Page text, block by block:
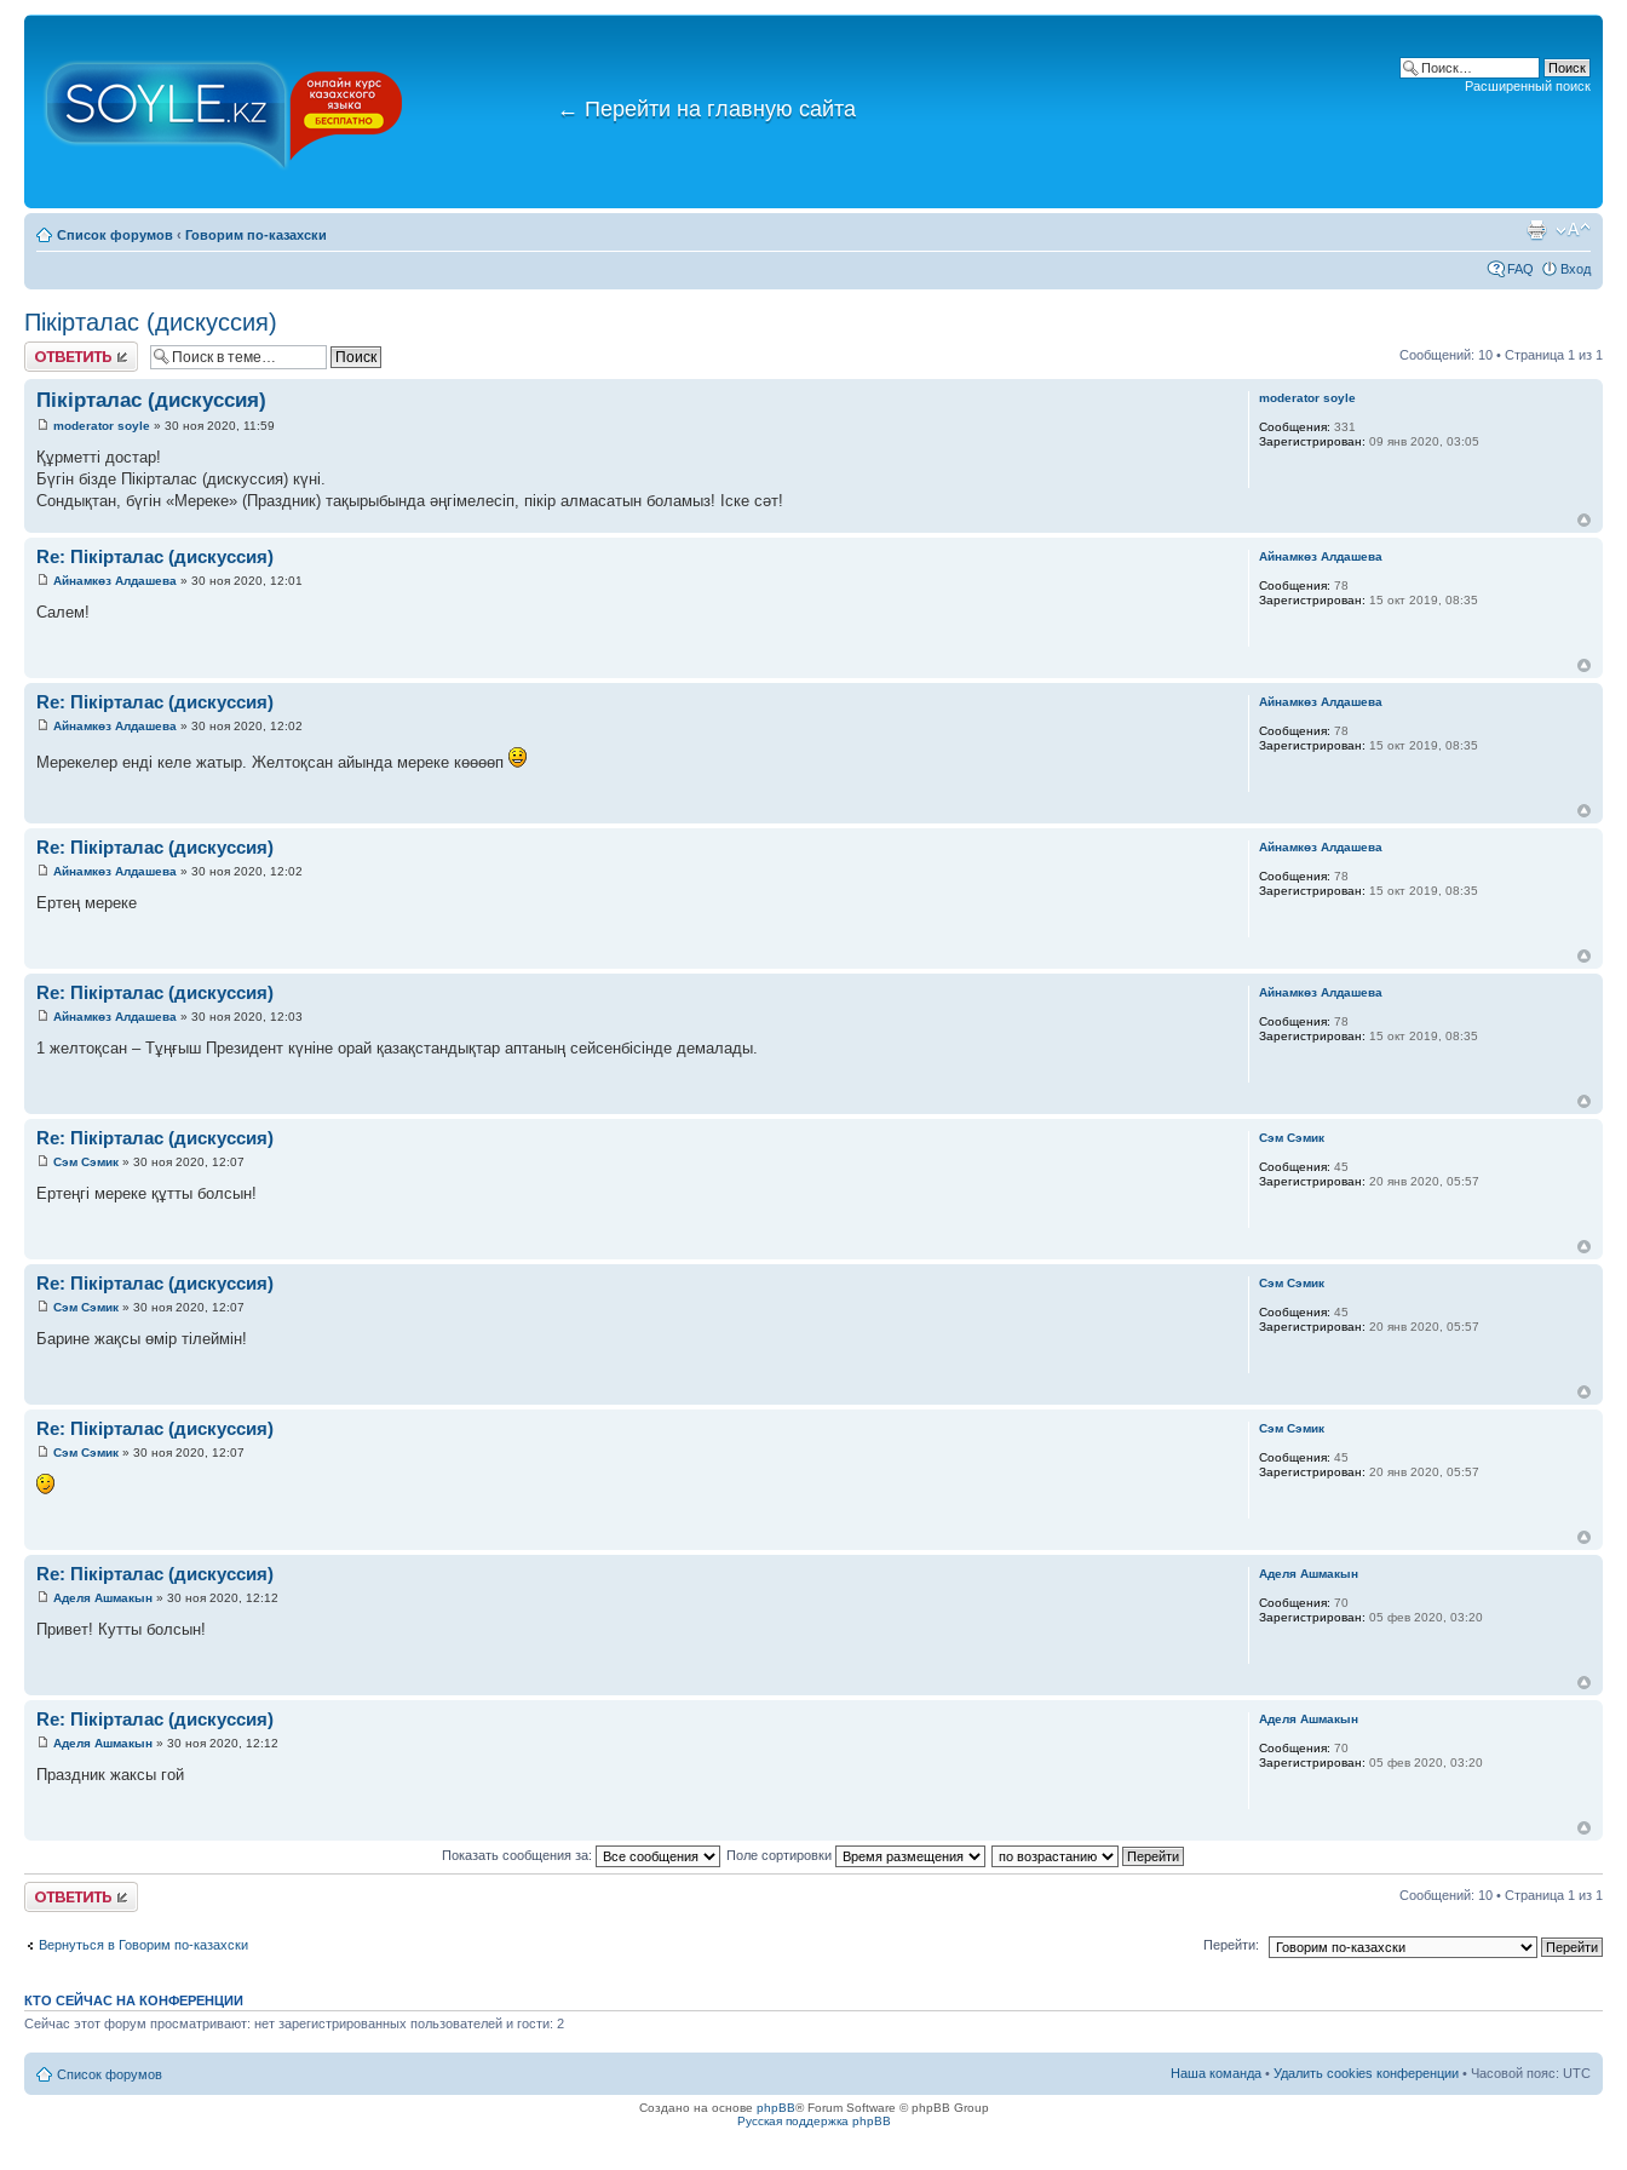
← Перейти на главную сайта
Расширенный поиск
Список форумов ‹ Говорим по-казахски
FAQ Вход
Пікірталас (дискуссия)
Ответить Сообщений: 10 • Страница 1 из 1
Пікірталас (дискуссия)
moderator soyle » 30 ноя 2020, 11:59
Құрметті достар!
Бүгін бізде Пікірталас (дискуссия) күні.
Сондықтан, бүгін «Мереке» (Праздник) тақырыбында әңгімелесіп, пікір алмасатын боламыз! Іске сәт!
moderator soyle
Сообщения: 331
Зарегистрирован: 09 янв 2020, 03:05
Re: Пікірталас (дискуссия)
Айнамкөз Алдашева » 30 ноя 2020, 12:01
Салем!
Айнамкөз Алдашева
Сообщения: 78
Зарегистрирован: 15 окт 2019, 08:35
Re: Пікірталас (дискуссия)
Айнамкөз Алдашева » 30 ноя 2020, 12:02
Мерекелер енді келе жатыр. Желтоқсан айында мереке көөөөп
Айнамкөз Алдашева
Сообщения: 78
Зарегистрирован: 15 окт 2019, 08:35
Re: Пікірталас (дискуссия)
Айнамкөз Алдашева » 30 ноя 2020, 12:02
Ертең мереке
Айнамкөз Алдашева
Сообщения: 78
Зарегистрирован: 15 окт 2019, 08:35
Re: Пікірталас (дискуссия)
Айнамкөз Алдашева » 30 ноя 2020, 12:03
1 желтоқсан – Тұңғыш Президент күніне орай қазақстандықтар аптаның сейсенбісінде демалады.
Айнамкөз Алдашева
Сообщения: 78
Зарегистрирован: 15 окт 2019, 08:35
Re: Пікірталас (дискуссия)
Сэм Сэмик » 30 ноя 2020, 12:07
Ертеңгі мереке құтты болсын!
Сэм Сэмик
Сообщения: 45
Зарегистрирован: 20 янв 2020, 05:57
Re: Пікірталас (дискуссия)
Сэм Сэмик » 30 ноя 2020, 12:07
Барине жақсы өмір тілеймін!
Сэм Сэмик
Сообщения: 45
Зарегистрирован: 20 янв 2020, 05:57
Re: Пікірталас (дискуссия)
Сэм Сэмик » 30 ноя 2020, 12:07
Сэм Сэмик
Сообщения: 45
Зарегистрирован: 20 янв 2020, 05:57
Re: Пікірталас (дискуссия)
Аделя Ашмакын » 30 ноя 2020, 12:12
Привет! Кутты болсын!
Аделя Ашмакын
Сообщения: 70
Зарегистрирован: 05 фев 2020, 03:20
Re: Пікірталас (дискуссия)
Аделя Ашмакын » 30 ноя 2020, 12:12
Праздник жаксы гой
Аделя Ашмакын
Сообщения: 70
Зарегистрирован: 05 фев 2020, 03:20
Показать сообщения за: Поле сортировки
Ответить Сообщений: 10 • Страница 1 из 1
Вернуться в Говорим по-казахски Перейти:
КТО СЕЙЧАС НА КОНФЕРЕНЦИИ
Сейчас этот форум просматривают: нет зарегистрированных пользователей и гости: 2
Список форумов Наша команда • Удалить cookies конференции • Часовой пояс: UTC
Создано на основе phpBB® Forum Software © phpBB Group
Русская поддержка phpBB